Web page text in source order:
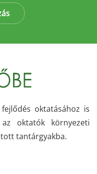
oktatásához is
oktatók környezeti
tantárgyakba.